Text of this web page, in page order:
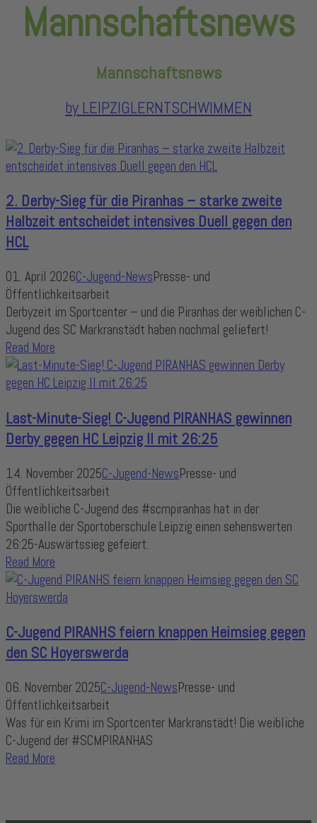
Mannschaftsnews
Mannschaftsnews
by LEIPZIGLERNTSCHWIMMEN
2. Derby-Sieg für die Piranhas – starke zweite
Halbzeit entscheidet intensives Duell gegen den
HCL
01. April 2026C-Jugend-NewsPresse- und
Öffentlichkeitsarbeit
Derbyzeit im Sportcenter – und die Piranhas der weiblichen C-
Jugend des SC Markranstädt haben nochmal geliefert!
Read More
Last-Minute-Sieg! C-Jugend PIRANHAS gewinnen
Derby gegen HC Leipzig II mit 26:25
14. November 2025C-Jugend-NewsPresse- und
Öffentlichkeitsarbeit
Die weibliche C-Jugend des #scmpiranhas hat in der
Sporthalle der Sportoberschule Leipzig einen sehenswerten
26:25-Auswärtssieg gefeiert.
Read More
C-Jugend PIRANHS feiern knappen Heimsieg gegen
den SC Hoyerswerda
06. November 2025C-Jugend-NewsPresse- und
Öffentlichkeitsarbeit
Was für ein Krimi im Sportcenter Markranstädt! Die weibliche
C-Jugend der #SCMPIRANHAS
Read More